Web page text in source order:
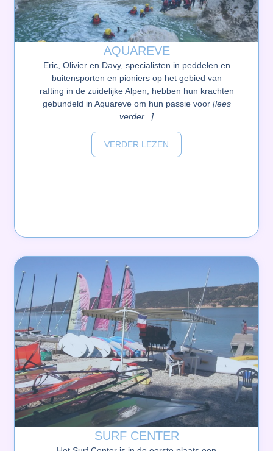
AQUAREVE
Eric, Olivier en Davy, specialisten in peddelen en
buitensporten en pioniers op het gebied van
rafting in de zuidelijke Alpen, hebben hun krachten
gebundeld in Aquareve om hun passie voor[lees
verder...]
VERDER LEZEN
SURF CENTER